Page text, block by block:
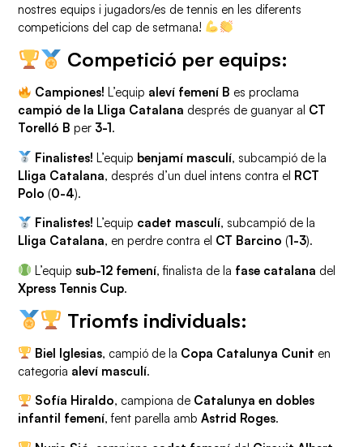
nostres equips i jugadors/es de tennis en les diferents
competicions del cap de setmana!
Competició per equips:
Campiones! L’equip aleví femení B es proclama
campió de la Lliga Catalana després de guanyar al CT
Torelló B per 3-1 .
Finalistes! L’equip benjamí masculí, subcampió de la
Lliga Catalana, després d’un duel intens contra el RCT
Polo (0-4).
Finalistes! L’equip cadet masculí, subcampió de la
Lliga Catalana, en perdre contra el CT Barcino (1-3).
L’equip sub-12 femení, finalista de la fase catalana del
Xpress Tennis Cup.
Triomfs individuals:
Biel Iglesias, campió de la Copa Catalunya Cunit en
categoria aleví masculí.
Sofía Hiraldo, campiona de Catalunya en dobles
infantil femení, fent parella ambAstrid Roges.